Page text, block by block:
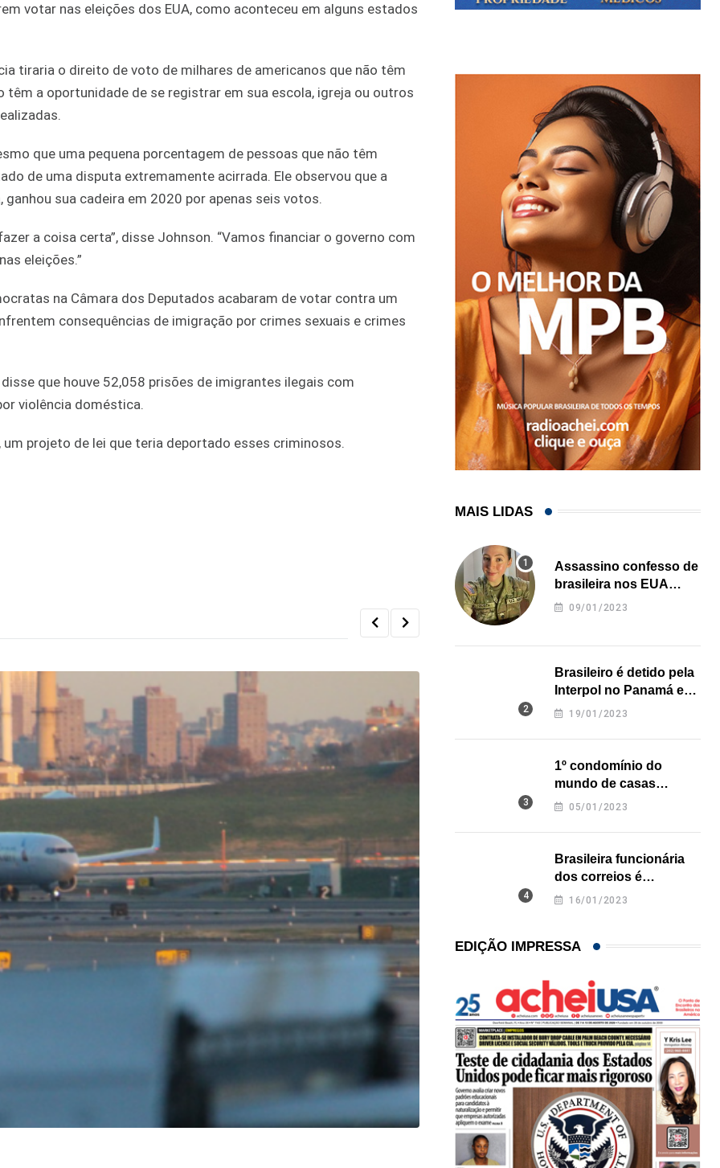
votar nas eleições dos EUA, como aconteceu em alguns estados
tiraria o direito de voto de milhares de americanos que não têm
a oportunidade de se registrar em sua escola, igreja ou outros
que uma pequena porcentagem de pessoas que não têm
de uma disputa extremamente acirrada. Ele observou que a
sua cadeira em 2020 por apenas seis votos.
a coisa certa”, disse Johnson. “Vamos financiar o governo com
eleições.”
na Câmara dos Deputados acabaram de votar contra um
consequências de imigração por crimes sexuais e crimes
que houve 52,058 prisões de imigrantes ilegais com
violência doméstica.
projeto de lei que teria deportado esses criminosos.
ENTRETENIMENTO ESTADOS UNIDOS,LOCAL
MAIS LIDAS
Assassino confesso de
brasileira nos EUA
revela onde deixou o
09/01/2023
Brasileiro é detido pela
Interpol no Panamá e
pode pegar prisão
19/01/2023
1º condomínio do
mundo de casas
impressas em 3D é
05/01/2023
Brasileira funcionária
dos correios é
assassinada a facadas
16/01/2023
EDIÇÃO IMPRESSA